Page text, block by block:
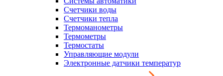
Счетчики воды
Счетчики тепла
Термоманометры
Термометры
Термостаты
Управляющие модули
Электронные датчики температур